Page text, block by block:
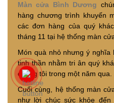
Màn cửa Bình Dương
hàng chương trình khuyến
các đơn hàng của quý
tháng 11 tại hệ thống màn
Món quà nhỏ nhưng ý nghĩa
tinh thần nhằm tri ân quý
chúng tôi trong một năm qua.
Cuối cùng, hệ thống màn
như lời chúc sức khỏe đến